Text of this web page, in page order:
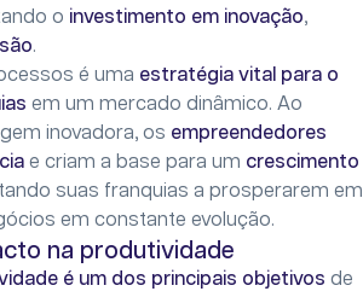
o investimento em inovação,
.
é uma estratégia vital para o
em um mercado dinâmico. Ao
inovadora, os empreendedores
e criam a base para um crescimento
suas franquias a prosperarem em
em constante evolução.
na produtividade
é um dos principais objetivos de